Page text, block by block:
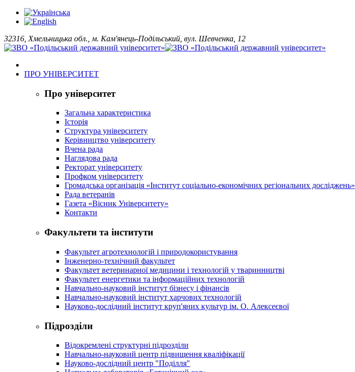
32316, Хмельницька обл., м. Кам'янець-Подільський, вул. Шевченка, 12
ПРО УНІВЕРСИТЕТ
Про університет
Загальна характеристика
Історія
Структура університету
Керівництво університету
Вчена рада
Наглядова рада
Ректорат університету
Профком університету
Громадська організація «Інститут соціально-економічних регіональних досліджень»
Рада ветеранів
Газета «Вісник Університету»
Контакти
Факультети та інститути
Факультет агротехнологій і природокористування
Інженерно-технічний факультет
Факультет ветеринарної медицини і технологій у тваринництві
Факультет енергетики та інформаційних технологій
Навчально-науковий інститут бізнесу і фінансів
Навчально-науковий інститут харчових технологій
Науково-дослідний інститут круп'яних культур ім. О. Алексеєвої
Підрозділи
Відокремлені структурні підрозділи
Навчально-науковий центр підвищення кваліфікації
Науково-дослідний центр "Поділля"